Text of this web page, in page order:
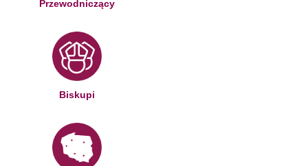
Przewodniczący
Biskupi